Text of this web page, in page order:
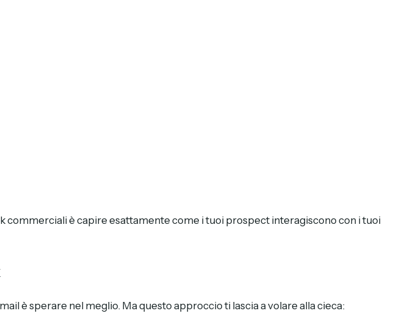
è capire esattamente come i tuoi prospect interagiscono con i tuoi
è sperare nel meglio. Ma questo approccio ti lascia a volare alla cieca: